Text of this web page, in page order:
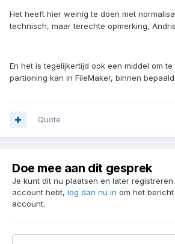
Het heeft hier weinig te doen met
technisch, maar terechte opmerking,
En het is tegelijkertijd ook een middel om
partioning kan in FileMaker, binnen
Quote
Doe mee aan dit gesprek
Je kunt dit nu plaatsen en later
account hebt, log dan nu in om het
account.